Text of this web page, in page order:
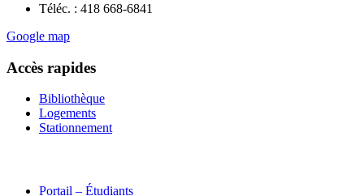
Téléc. : 418 668-6841
Google map
Accès rapides
Bibliothèque
Logements
Stationnement
Portail – Étudiants